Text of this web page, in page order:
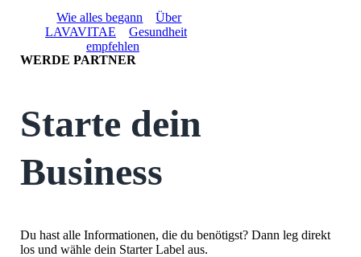
Wie alles begann
Über
LAVAVITAE
Gesundheit
empfehlen
WERDE PARTNER
Starte dein
Business
Du hast alle Informationen, die du benötigst? Dann leg direkt
los und wähle dein Starter Label aus.